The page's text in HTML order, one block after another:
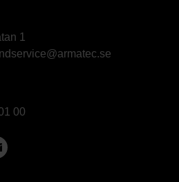
1
00